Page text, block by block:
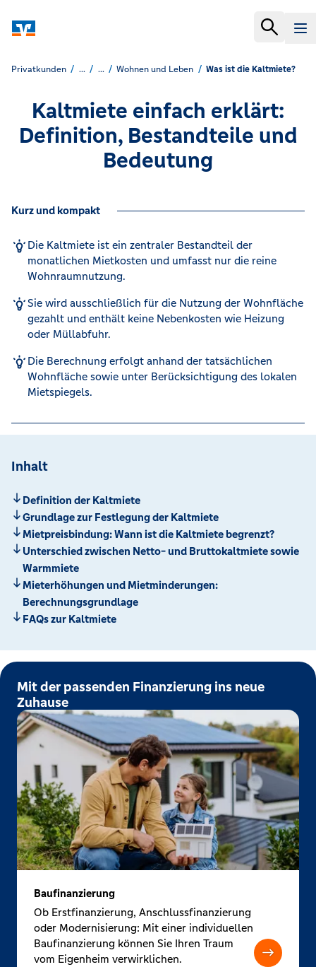
Privatkunden ... ... Wohnen und Leben Was ist die Kaltmiete?
Kaltmiete einfach erklärt:
Definition, Bestandteile und
Bedeutung
Kurz und kompakt
Die Kaltmiete ist ein zentraler Bestandteil der
monatlichen Mietkosten und umfasst nur die reine
Wohnraumnutzung.
Sie wird ausschließlich für die Nutzung der Wohnfläche
gezahlt und enthält keine Nebenkosten wie Heizung
oder Müllabfuhr.
Die Berechnung erfolgt anhand der tatsächlichen
Wohnfläche sowie unter Berücksichtigung des lokalen
Mietspiegels.
Inhalt
Definition der Kaltmiete
Grundlage zur Festlegung der Kaltmiete
Mietpreisbindung: Wann ist die Kaltmiete begrenzt?
Unterschied zwischen Netto- und Bruttokaltmiete sowie
Warmmiete
Mieterhöhungen und Mietminderungen:
Berechnungsgrundlage
FAQs zur Kaltmiete
Mit der passenden Finanzierung ins neue
Zuhause
Baufinanzierung
Ob Erstfinanzierung, Anschlussfinanzierung
oder Modernisierung: Mit einer individuellen
Baufinanzierung können Sie Ihren Traum
vom Eigenheim verwirklichen.